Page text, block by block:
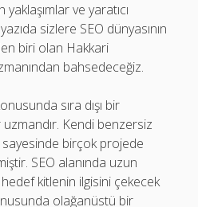
ve yaratıcı
sizlere SEO dünyasının
biri olan Hakkari
bahsedeceğiz.
sıra dışı bir
Kendi benzersiz
sayesinde birçok projede
SEO alanında uzun
hedef kitlenin ilgisini çekecek
olağanüstü bir